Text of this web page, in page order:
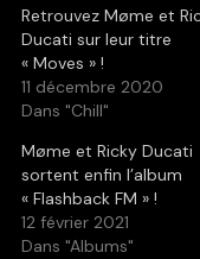
Retrouvez Møme et
Ducati sur leur titre
« Moves » !
11 décembre 2020
Dans "Chill"
Møme et Ricky Ducati
sortent enfin l’album
« Flashback FM » !
12 février 2021
Dans "Albums"